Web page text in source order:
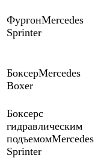
ФургонMercedes
Sprinter
БоксерMercedes
Boxer
Боксерс
гидравлическим
подъемомMercedes
Sprinter